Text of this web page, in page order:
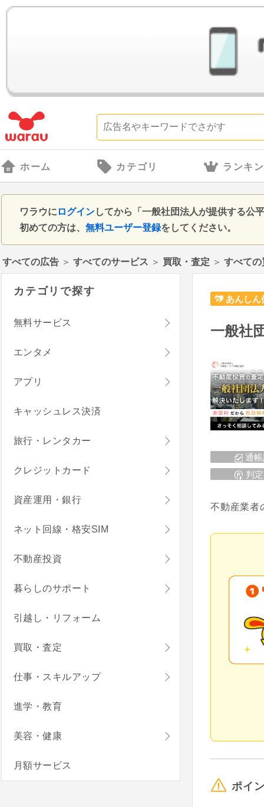
ホーム カテゴリ ランキ
ワラウに ログインしてから「一般社団法人が提供する公
初めての方は、 無料ユーザー登録をしてください。
すべての広告 ＞ すべてのサービス ＞ 買取・査定 ＞ すべての
あんしん
一般社
通
判
不動産業者
ポイ
カテゴリで探す
無料サービス
エンタメ
アプリ
キャッシュレス決済
旅行・レンタカー
クレジットカード
資産運用・銀行
ネット回線・格安SIM
不動産投資
暮らしのサポート
引越し・リフォーム
買取・査定
仕事・スキルアップ
進学・教育
美容・健康
月額サービス